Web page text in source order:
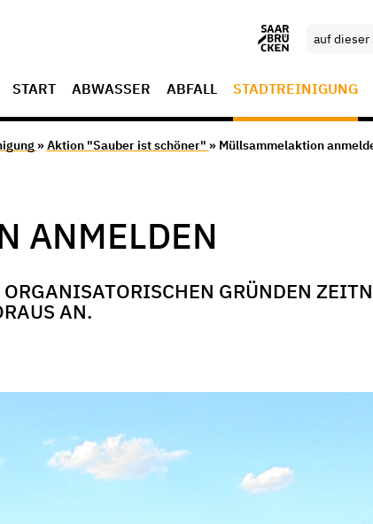
START ABWASSER ABFALL STADTREINIGUNG
»Aktion "Sauber ist schöner" » Müllsammelaktion
ANMELDEN
GRÜNDEN
AN.